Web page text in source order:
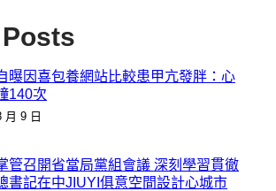
曝因喜包養網站比較患甲亢發胖：心
140次
月 9 日
管召開省當局黨組會議 深刻學習貫徹
書記在中JIUYI俱意空間設計心城市